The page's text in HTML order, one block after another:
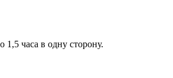
часа в одну сторону.